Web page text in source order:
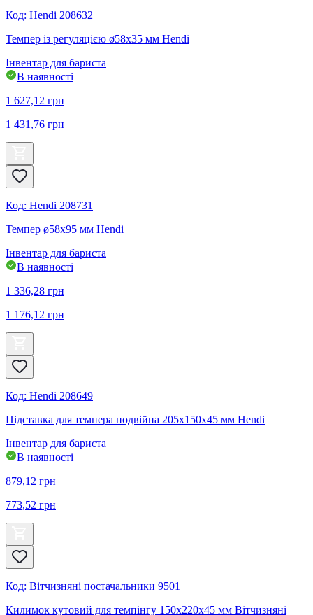
Код: Hendi 208632
Темпер із регуляцією ø58x35 мм Hendi
Інвентар для бариста
В наявності
1 627,12 грн
1 431,76 грн
Код: Hendi 208731
Темпер ø58x95 мм Hendi
Інвентар для бариста
В наявності
1 336,28 грн
1 176,12 грн
Код: Hendi 208649
Підставка для темпера подвійна 205x150x45 мм Hendi
Інвентар для бариста
В наявності
879,12 грн
773,52 грн
Код: Вітчизняні постачальники 9501
Килимок кутовий для темпінгу 150х220х45 мм Вітчизняні